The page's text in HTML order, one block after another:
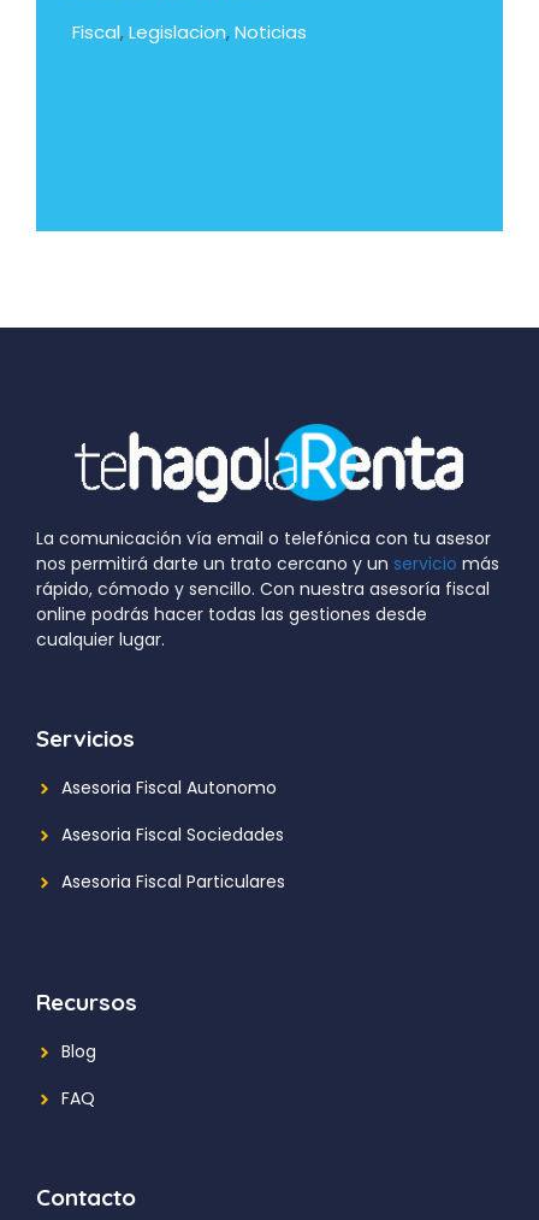
Fiscal, Legislacion, Noticias
La comunicación vía email o telefónica con tu asesor
nos permitirá darte un trato cercano y un servicio más
rápido, cómodo y sencillo. Con nuestra asesoría fiscal
online podrás hacer todas las gestiones desde
cualquier lugar.
Servicios
Asesoria Fiscal Autonomo
Asesoria Fiscal Sociedades
Asesoria Fiscal Particulares
Recursos
Blog
FAQ
Contacto